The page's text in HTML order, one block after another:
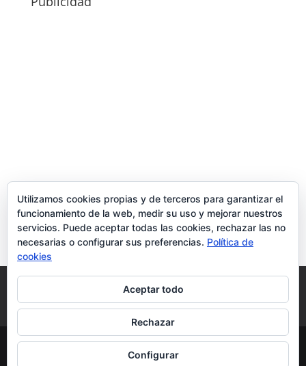
Condiciones y Privacidad
Contacto
Tienda Carrito Mi cuenta
© DoctorMoviles.com | Sitio Construido por
Utilizamos cookies propias y de terceros para garantizar el
funcionamiento de la web, medir su uso y mejorar nuestros
servicios. Puede aceptar todas las cookies, rechazar las no
necesarias o configurar sus preferencias. Política de
cookies
Aceptar todo
Rechazar
Configurar